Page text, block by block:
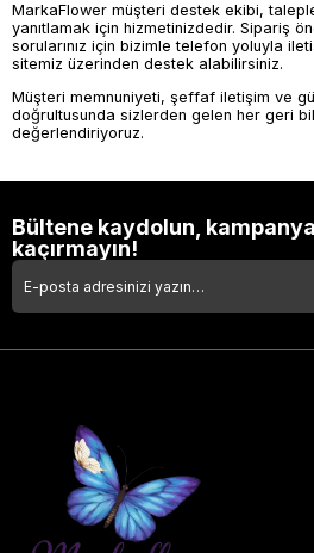
MarkaFlower müşteri destek ekibi,
yanıtlamak için hizmetinizdedir. Sipariş
sorularınız için bizimle telefon yoluyla
sitemiz üzerinden destek alabilirsiniz.
Müşteri memnuniyeti, şeffaf iletişim ve
doğrultusunda sizlerden gelen her geri
değerlendiriyoruz.
Bültene kaydolun,
kaçırmayın!